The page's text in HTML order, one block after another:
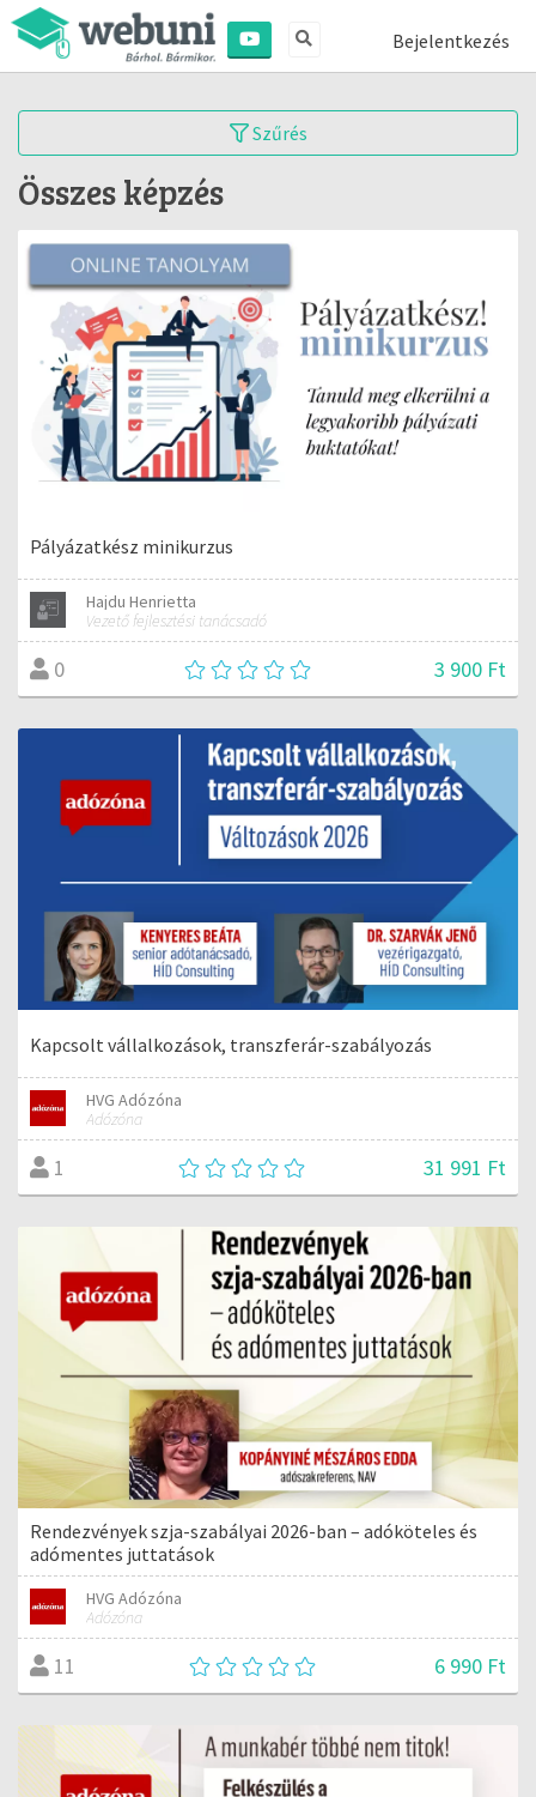
Bejelentkezés
Szűrés
Összes képzés
Pályázatkész minikurzus
Hajdu Henrietta
Vezető fejlesztési tanácsadó
0 3 900 Ft
Kapcsolt vállalkozások, transzferár-szabályozás
HVG Adózóna
Adózóna
1 31 991 Ft
Rendezvények szja-szabályai 2026-ban – adóköteles és
adómentes juttatások
HVG Adózóna
Adózóna
11 6 990 Ft